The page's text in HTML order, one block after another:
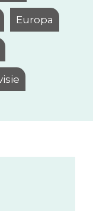
Europa